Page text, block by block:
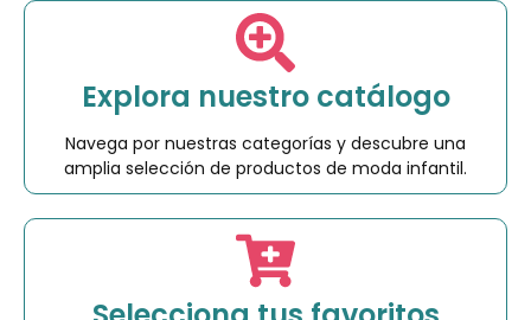
Explora nuestro catálogo
Navega por nuestras categorías y descubre una
amplia selección de productos de moda infantil.